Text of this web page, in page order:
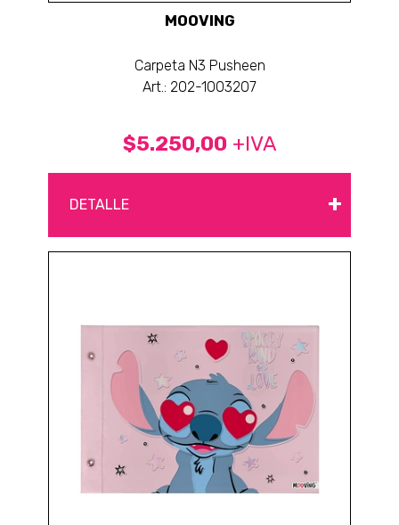
MOOVING
Carpeta N3 Pusheen
Art.: 202-1003207
$5.250,00 +IVA
DETALLE +